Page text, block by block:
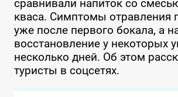
сравнивали напиток со
кваса. Симптомы отравления
уже после первого бокала, а
восстановление у некоторых
несколько дней. Об этом
туристы в соцсетях.